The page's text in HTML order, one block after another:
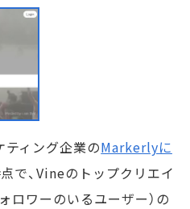
ィング企業のMarkerlyに
で、Vineのトップクリエイ
ロワーのいるユーザー）の